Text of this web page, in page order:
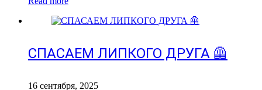
СПАСАЕМ ЛИПКОГО ДРУГА 🦺
16 сентября, 2025